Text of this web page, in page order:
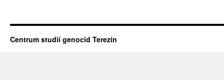
Centrum studií genocid Terezín